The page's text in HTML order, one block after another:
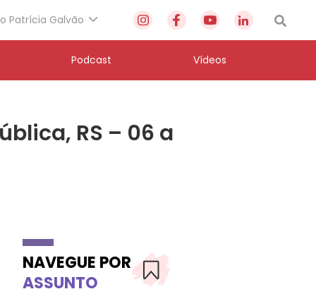
Patrícia Galvão
Podcast Vídeos
RS – 06 a
NAVEGUE POR
ASSUNTO